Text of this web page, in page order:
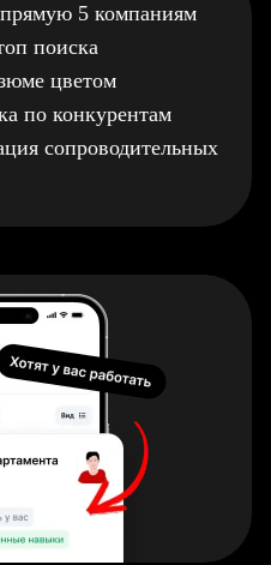
5 компаниям
поиска
цветом
по конкурентам
сопроводительных